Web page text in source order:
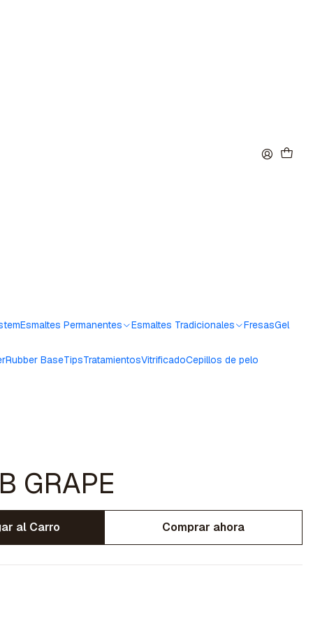
Esmaltes Permanentes Esmaltes Tradicionales FresasGel
Rubber BaseTipsTratamientosVitrificadoCepillos de pelo
GRAPE
al Carro Comprar ahora